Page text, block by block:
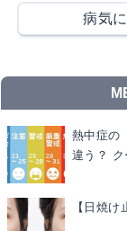
病気
熱中症の
違う？ ク
【日焼